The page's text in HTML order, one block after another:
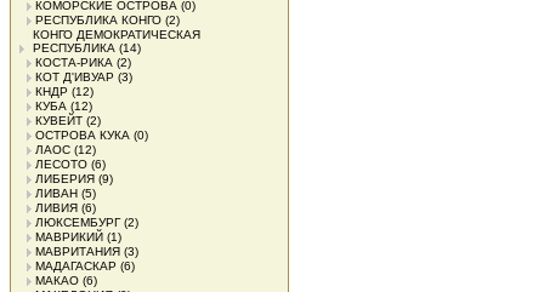
КОМОРСКИЕ ОСТРОВА (0)
РЕСПУБЛИКА КОНГО (2)
КОНГО ДЕМОКРАТИЧЕСКАЯ
РЕСПУБЛИКА (14)
КОСТА-РИКА (2)
КОТ Д'ИВУАР (3)
КНДР (12)
КУБА (12)
КУВЕЙТ (2)
ОСТРОВА КУКА (0)
ЛАОС (12)
ЛЕСОТО (6)
ЛИБЕРИЯ (9)
ЛИВАН (5)
ЛИВИЯ (6)
ЛЮКСЕМБУРГ(2)
МАВРИКИЙ (1)
МАВРИТАНИЯ (3)
МАДАГАСКАР (6)
МАКАО (6)